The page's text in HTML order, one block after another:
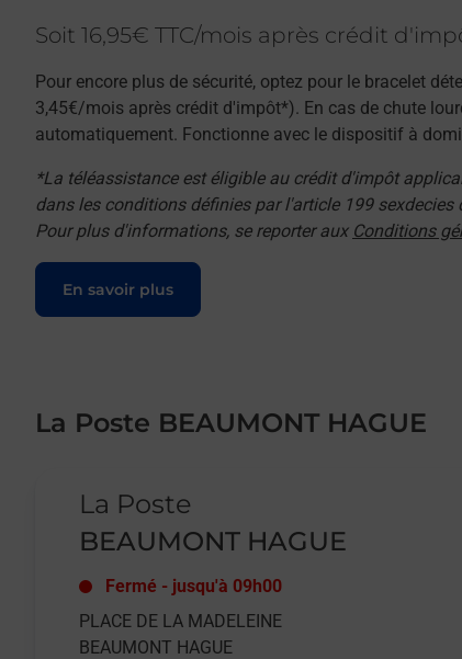
Soit 16,95€ TTC/mois après crédit
Pour encore plus de sécurité, optez pour le bracelet
3,45€/mois après crédit d'impôt*). En cas de chute
automatiquement. Fonctionne avec le dispositif à
*La téléassistance est éligible au crédit d'impôt
dans les conditions définies par l'article 199 sexdecies
Pour plus d'informations, se reporter aux Conditions
En savoir plus
Le lien s'ouvre dans un nouvel onglet
La Poste BEAUMONT HAGUE
La Poste
BEAUMONT HAGUE
Fermé - jusqu'à 09h00
PLACE DE LA MADELEINE
BEAUMONT HAGUE